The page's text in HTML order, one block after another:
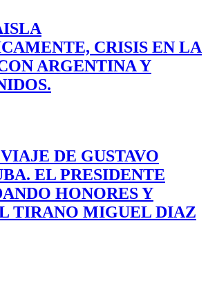
CRISIS EN LA
ARGENTINA Y
DE GUSTAVO
EL PRESIDENTE
HONORES Y
TIRANO MIGUEL DIAZ